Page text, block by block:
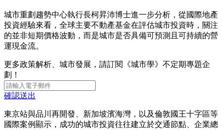
城市重劃趨勢中心執行長柯昇沛博士進一步分析，從國際地產
投資經驗來看，全球主要不動產基金在評估城市投資時，關注
的並非短期價格波動，而是城市是否具備可預測且可持續的營
運現金流。
更多政策解析、城市發展，請訂閱《城市學》不定期專題企
劃！
確認送出
東京站與品川再開發、新加坡濱海灣，以及倫敦國王十字區等
國際案例顯示，成功的城市投資往往建立於交通節點、企業總